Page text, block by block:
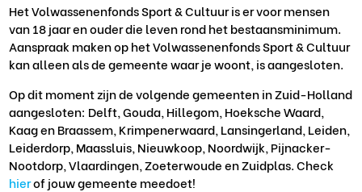
Het Volwassenenfonds Sport & Cultuur is er voor mensen
van 18 jaar en ouder die leven rond het bestaansminimum.
Aanspraak maken op het Volwassenenfonds Sport & Cultuur
kan alleen als de gemeente waar je woont, is aangesloten.
Op dit moment zijn de volgende gemeenten in Zuid-Holland
aangesloten: Delft, Gouda, Hillegom, Hoeksche Waard,
Kaag en Braassem, Krimpenerwaard, Lansingerland, Leiden,
Leiderdorp, Maassluis, Nieuwkoop, Noordwijk, Pijnacker-
Nootdorp, Vlaardingen, Zoeterwoude en Zuidplas. Check
hierof jouw gemeente meedoet!